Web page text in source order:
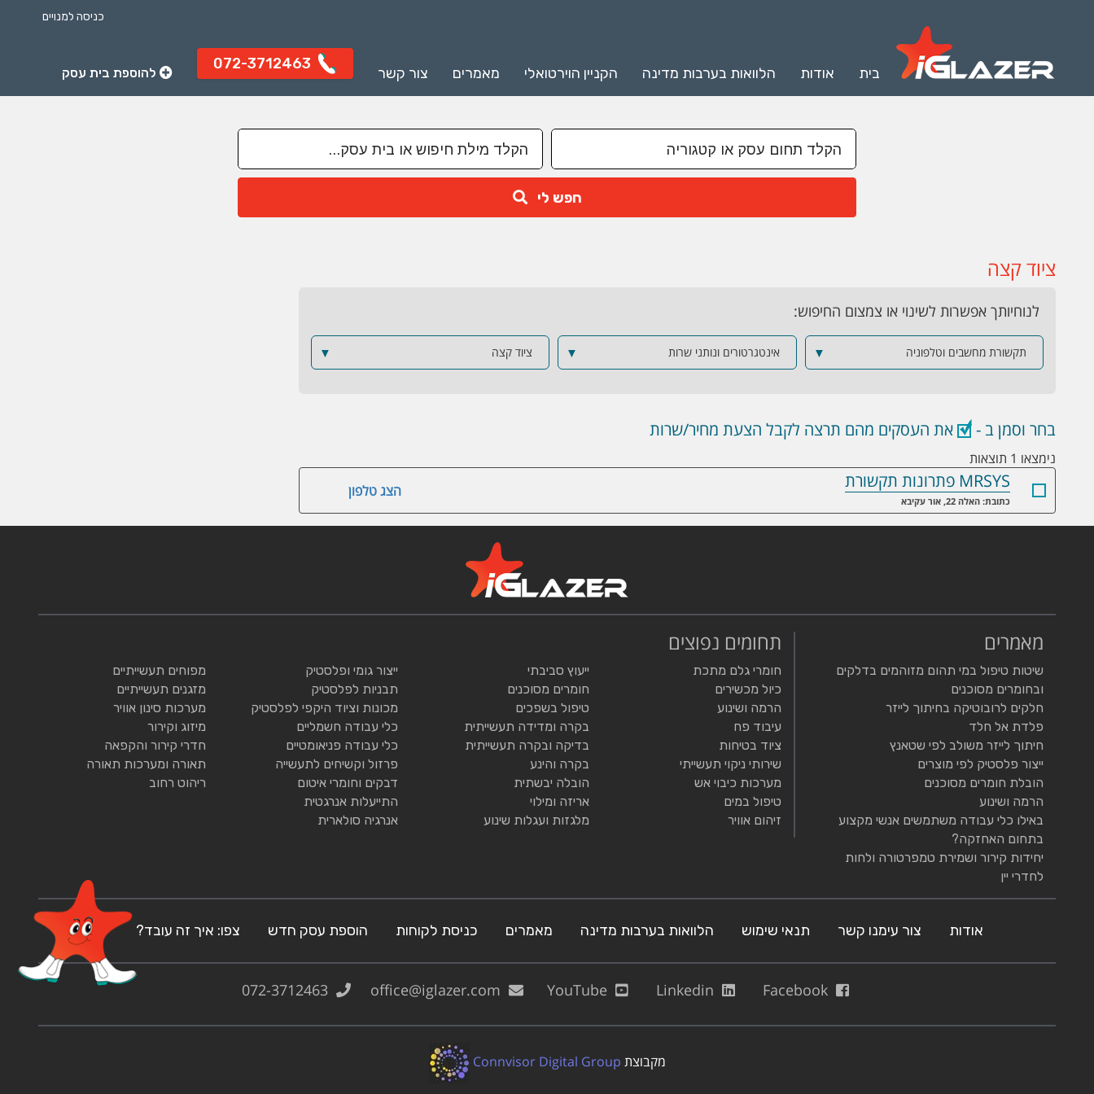
כניסה למנויים
בית אודות הלוואות בערבות מדינה הקניין הוירטואלי מאמרים צור קשר
072-3712463
להוספת בית עסק
חפש לי
ציוד קצה
לנוחיותך אפשרות לשינוי או צמצום החיפוש:
תקשורת מחשבים וטלפוניה ▼ אינטגרטורים ונותני שרות ▼ ציוד קצה ▼
בחר וסמן ב - את העסקים מהם תרצה לקבל הצעת מחיר/שרות
נימצאו 1 תוצאות
הצג טלפון
MRSYS פתרונות תקשורת
כתובת: האלה 22, אור עקיבא
מאמרים
שיטות טיפול במי תהום מזוהמים בדלקים
ובחומרים מסוכנים
חלקים לרובוטיקה בחיתוך לייזר
פלדת אל חלד
חיתוך לייזר משולב לפי שטאנץ
ייצור פלסטיק לפי מוצרים
הובלת חומרים מסוכנים
הרמה ושינוע
באילו כלי עבודה משתמשים אנשי מקצוע
בתחום האחזקה?
יחידות קירור ושמירת טמפרטורה ולחות
לחדרי יין
תחומים נפוצים
חומרי גלם מתכת
כיול מכשירים
הרמה ושינוע
עיבוד פח
ציוד בטיחות
שירותי ניקוי תעשייתי
מערכות כיבוי אש
טיפול במים
זיהום אוויר
ייעוץ סביבתי
חומרים מסוכנים
טיפול בשפכים
בקרה ומדידה תעשייתית
בדיקה ובקרה תעשייתית
בקרה והינע
הובלה יבשתית
אריזה ומילוי
מלגזות ועגלות שינוע
ייצור גומי ופלסטיק
תבניות לפלסטיק
מכונות וציוד היקפי לפלסטיק
כלי עבודה חשמליים
כלי עבודה פניאומטיים
פרזול וקשיחים לתעשייה
דבקים וחומרי איטום
התייעלות אנרגטית
אנרגיה סולארית
מפוחים תעשייתיים
מזגנים תעשייתיים
מערכות סינון אוויר
מיזוג וקירור
חדרי קירור והקפאה
תאורה ומערכות תאורה
ריהוט רחוב
אודות צור עימנו קשר תנאי שימוש הלוואות בערבות מדינה מאמרים כניסת לקוחות הוספת עסק חדש צפו: איך זה עובד?
Facebook
072-3712463
מקבוצת Connvisor Digital Group